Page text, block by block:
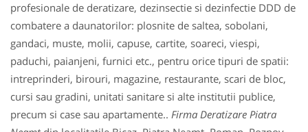
profesionale de deratizare, dezinsectie si dezinfectie DDD de
combatere a daunatorilor: plosnite de saltea, sobolani,
gandaci, muste, molii, capuse, cartite, soareci, viespi,
paduchi, paianjeni, furnici etc., pentru orice tipuri de spatii:
intreprinderi, birouri, magazine, restaurante, scari de bloc,
cursi sau gradini, unitati sanitare si alte institutii publice,
precum si case sau apartamente.. Firma Deratizare Piatra